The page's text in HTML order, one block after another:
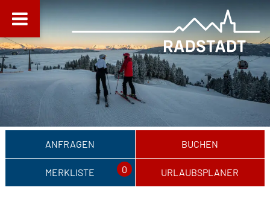
ANFRAGEN BUCHEN
MERKLISTE 0 URLAUBSPLANER